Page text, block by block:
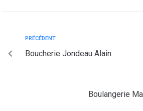
PRÉCÉDENT
Boucherie Jondeau Alain
Boulangerie